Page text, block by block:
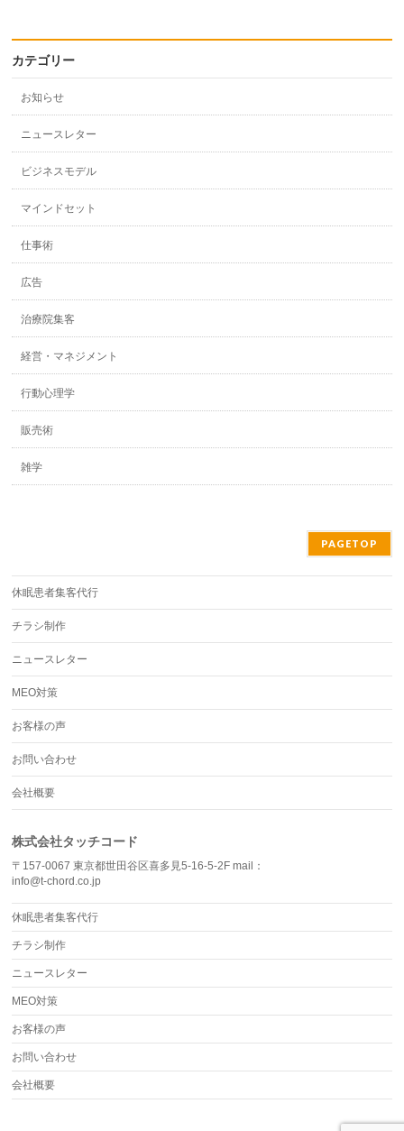
カテゴリー
お知らせ
ニュースレター
ビジネスモデル
マインドセット
仕事術
広告
治療院集客
経営・マネジメント
行動心理学
販売術
雑学
PAGETOP
休眠患者集客代行
チラシ制作
ニュースレター
MEO対策
お客様の声
お問い合わせ
会社概要
株式会社タッチコード
〒157-0067 東京都世田谷区喜多見5-16-5-2F mail：
info@t-chord.co.jp
休眠患者集客代行
チラシ制作
ニュースレター
MEO対策
お客様の声
お問い合わせ
会社概要